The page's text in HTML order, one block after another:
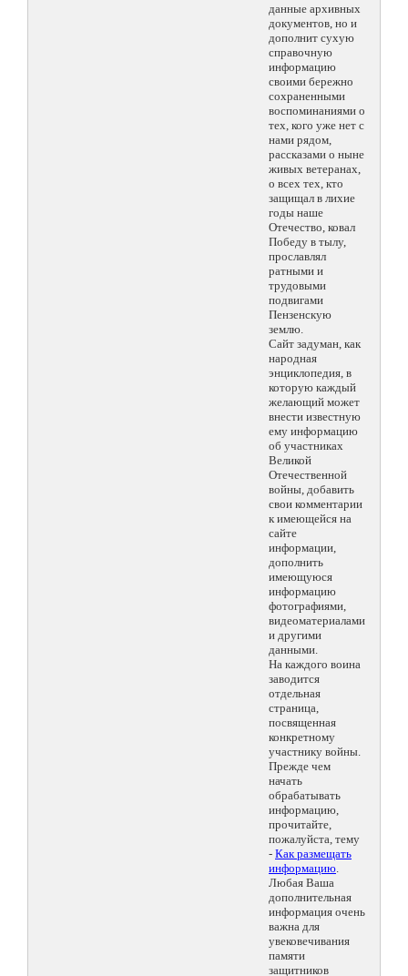
данные архивных
документов, но и
дополнит сухую
справочную
информацию
своими бережно
сохраненными
воспоминаниями о
тех, кого уже нет с
нами рядом,
рассказами о ныне
живых ветеранах,
о всех тех, кто
защищал в лихие
годы наше
Отечество, ковал
Победу в тылу,
прославлял
ратными и
трудовыми
подвигами
Пензенскую
землю.
Сайт задуман, как
народная
энциклопедия, в
которую каждый
желающий может
внести известную
ему информацию
об участниках
Великой
Отечественной
войны, добавить
свои комментарии
к имеющейся на
сайте
информации,
дополнить
имеющуюся
информацию
фотографиями,
видеоматериалами
и другими
данными.
На каждого воина
заводится
отдельная
страница,
посвященная
конкретному
участнику войны.
Прежде чем
начать
обрабатывать
информацию,
прочитайте,
пожалуйста, тему
- Как размещать
информацию.
Любая Ваша
дополнительная
информация очень
важна для
увековечивания
памяти
защитников